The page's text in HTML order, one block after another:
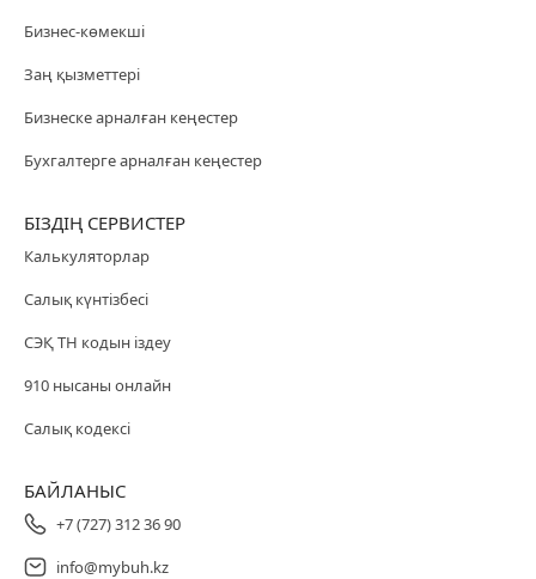
Бизнес-көмекші
Заң қызметтері
Бизнеске арналған кеңестер
Бухгалтерге арналған кеңестер
БІЗДІҢ СЕРВИСТЕР
Калькуляторлар
Салық күнтізбесі
СЭҚ ТН кодын іздеу
910 нысаны онлайн
Салық кодексі
БАЙЛАНЫС
+7 (727) 312 36 90
info@mybuh.kz